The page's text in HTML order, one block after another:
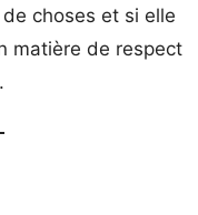
choses et si elle
matière de respect